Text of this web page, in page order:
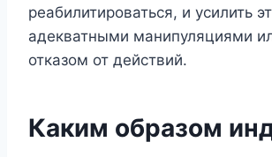
реабилитироваться, и усилить
адекватными манипуляциями
отказом от действий.
Каким образом